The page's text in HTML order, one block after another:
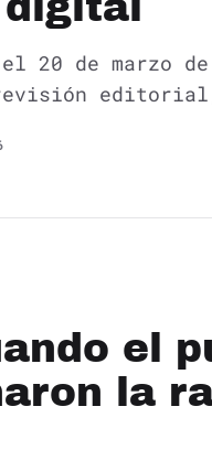
20 de marzo
revisión
el
la